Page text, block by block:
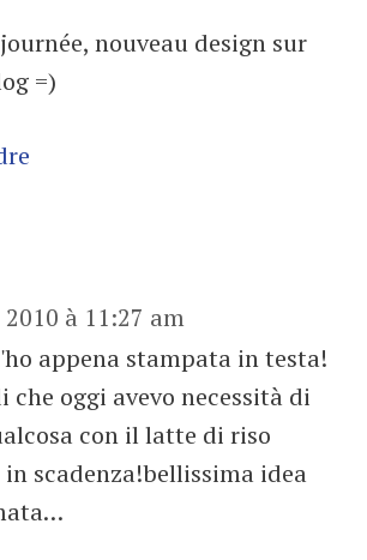
nouveau design sur
=)
à 11:27 am
appena stampata in testa!
che oggi avevo necessità di
con il latte di riso
in scadenza!bellissima idea